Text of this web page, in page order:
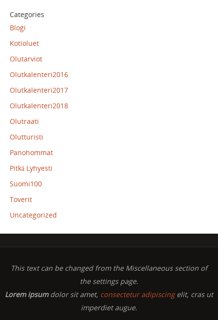
Categories
Blogi
Kotioluet
Olutarviot
Olutkalenteri2016
Olutkalenteri2017
Olutkalenteri2018
Olutraati
Olutturisti
Panohommat
Pitkä Lyhyesti
Suomi100
Toverit
Uncategorized
This text can be changed from the Miscellaneous section of
the settings page.
Lorem ipsumdolor sit amet, consectetur adipiscingelit, cras ut
imperdiet augue.